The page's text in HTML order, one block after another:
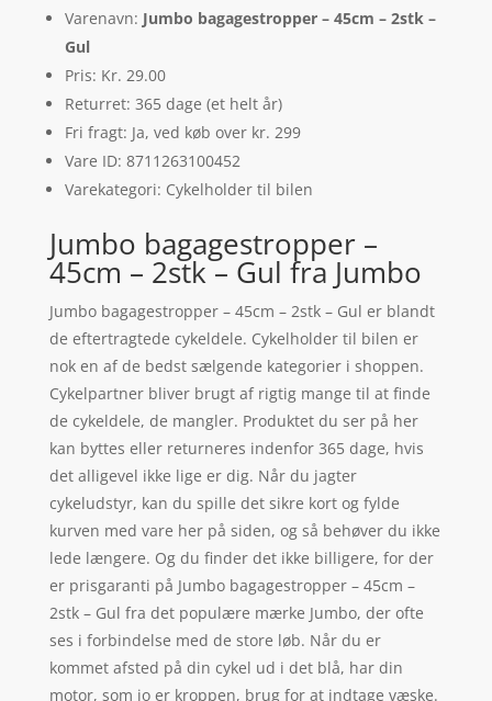
Varenavn: Jumbo bagagestropper – 45cm – 2stk –
Gul
Pris: Kr. 29.00
Returret: 365 dage (et helt år)
Fri fragt: Ja, ved køb over kr. 299
Vare ID: 8711263100452
Varekategori: Cykelholder til bilen
Jumbo bagagestropper –
45cm – 2stk – Gul fra Jumbo
Jumbo bagagestropper – 45cm – 2stk – Gul er blandt
de eftertragtede cykeldele. Cykelholder til bilen er
nok en af de bedst sælgende kategorier i shoppen.
Cykelpartner bliver brugt af rigtig mange til at finde
de cykeldele, de mangler. Produktet du ser på her
kan byttes eller returneres indenfor 365 dage, hvis
det alligevel ikke lige er dig. Når du jagter
cykeludstyr, kan du spille det sikre kort og fylde
kurven med vare her på siden, og så behøver du ikke
lede længere. Og du finder det ikke billigere, for der
er prisgaranti på Jumbo bagagestropper – 45cm –
2stk – Gul fra det populære mærke Jumbo, der ofte
ses i forbindelse med de store løb. Når du er
kommet afsted på din cykel ud i det blå, har din
motor, som jo er kroppen, brug for at indtage væske.